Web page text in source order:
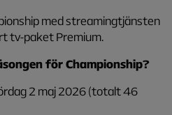
med streamingtjänsten
tv-paket Premium.
för Championship?
2 maj 2026 (totalt 46